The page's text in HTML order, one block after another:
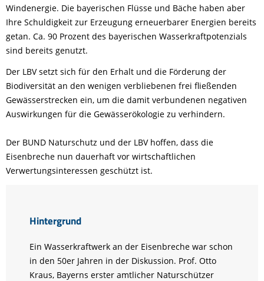
Windenergie. Die bayerischen Flüsse und Bäche haben aber
Ihre Schuldigkeit zur Erzeugung erneuerbarer Energien bereits
getan. Ca. 90 Prozent des bayerischen Wasserkraftpotenzials
sind bereits genutzt.
Der LBV setzt sich für den Erhalt und die Förderung der
Biodiversität an den wenigen verbliebenen frei fließenden
Gewässerstrecken ein, um die damit verbundenen negativen
Auswirkungen für die Gewässerökologie zu verhindern.
Der BUND Naturschutz und der LBV hoffen, dass die
Eisenbreche nun dauerhaft vor wirtschaftlichen
Verwertungsinteressen geschützt ist.
Hintergrund
Ein Wasserkraftwerk an der Eisenbreche war schon
in den 50er Jahren in der Diskussion. Prof. Otto
Kraus, Bayerns erster amtlicher Naturschützer